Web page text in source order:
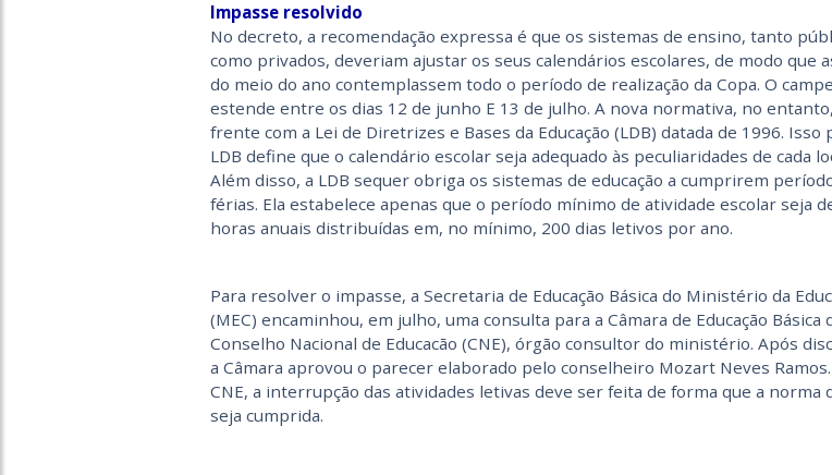
Impasse resolvido
No decreto, a recomendação expressa é que os sistemas de ensino, tanto
como privados, deveriam ajustar os seus calendários escolares, de modo que
do meio do ano contemplassem todo o período de realização da Copa. O
estende entre os dias 12 de junho E 13 de julho. A nova normativa, no
frente com a Lei de Diretrizes e Bases da Educação (LDB) datada de 1996. Isso
LDB define que o calendário escolar seja adequado às peculiaridades de cada
Além disso, a LDB sequer obriga os sistemas de educação a cumprirem
férias. Ela estabelece apenas que o período mínimo de atividade escolar seja
horas anuais distribuídas em, no mínimo, 200 dias letivos por ano.
Para resolver o impasse, a Secretaria de Educação Básica do Ministério da
(MEC) encaminhou, em julho, uma consulta para a Câmara de Educação Básica
Conselho Nacional de Educacão (CNE), órgão consultor do ministério. Após
a Câmara aprovou o parecer elaborado pelo conselheiro Mozart Neves
CNE, a interrupção das atividades letivas deve ser feita de forma que a norma
seja cumprida.